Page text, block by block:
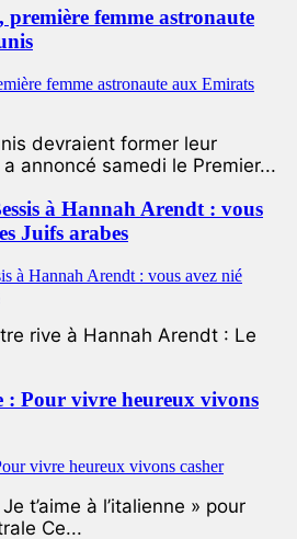
femme astronaute
devraient former leur
annoncé samedi le Premier...
à Hannah Arendt : vous
Juifs arabes
rive à Hannah Arendt : Le
: Pour vivre heureux vivons
t’aime à l’italienne » pour
Ce...